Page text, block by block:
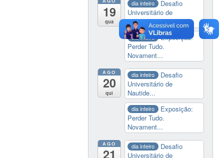
19
qua
dia inteiro
Desafio
Universitário de
Nautide...
dia inteiro
Exposição:
Perder Tudo.
Novament...
AGO
20
qui
dia inteiro
Desafio
Universitário de
Nautide...
dia inteiro
Exposição:
Perder Tudo.
Novament...
AGO
21
dia inteiro
Desafio
Universitário de